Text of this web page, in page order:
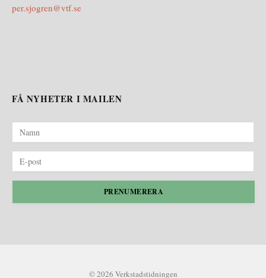
per.sjogren@vtf.se
FÅ NYHETER I MAILEN
PRENUMERERA
© 2026 Verkstadstidningen